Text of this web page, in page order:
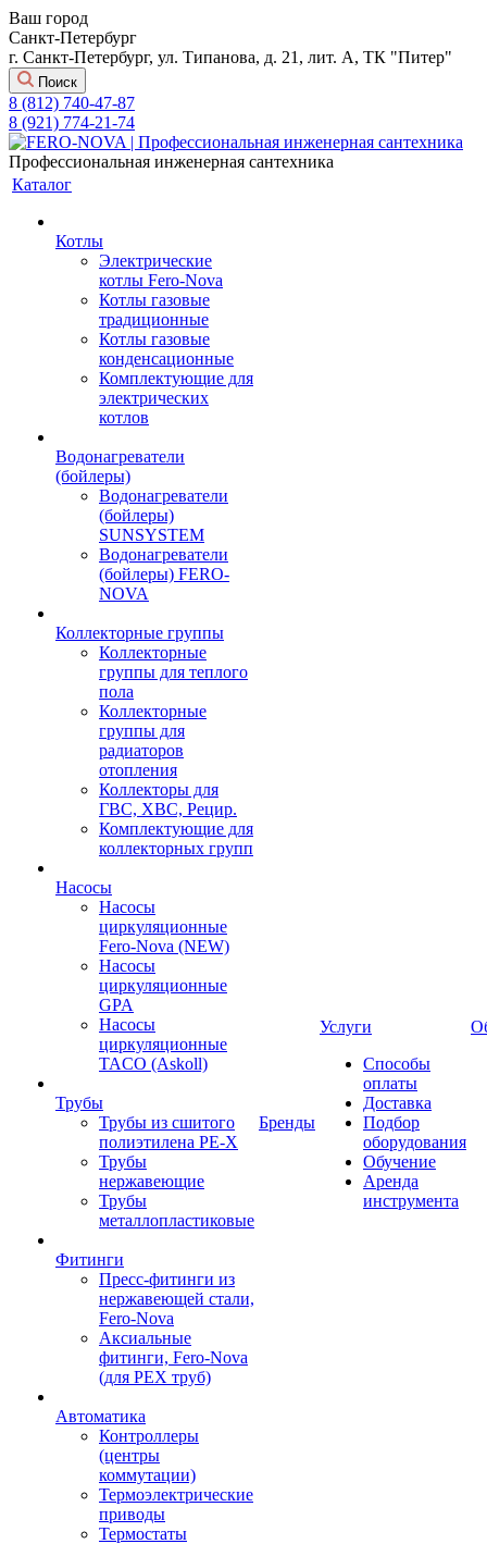
Ваш город
Санкт-Петербург
г. Санкт-Петербург, ул. Типанова, д. 21, лит. А, ТК "Питер"
Поиск
8 (812) 740-47-87
8 (921) 774-21-74
Профессиональная инженерная сантехника
Каталог
Котлы
Электрические
котлы Fero-Nova
Котлы газовые
традиционные
Котлы газовые
конденсационные
Комплектующие для
электрических
котлов
Водонагреватели
(бойлеры)
Водонагреватели
(бойлеры)
SUNSYSTEM
Водонагреватели
(бойлеры) FERO-
NOVA
Коллекторные группы
Коллекторные
группы для теплого
пола
Коллекторные
группы для
радиаторов
отопления
Коллекторы для
ГВС, ХВС, Рецир.
Комплектующие для
коллекторных групп
Насосы
Насосы
циркуляционные
Fero-Nova (NEW)
Насосы
циркуляционные
GPA
Насосы
циркуляционные
TACO (Askoll)
Трубы
Трубы из сшитого
полиэтилена PE-X
Трубы
нержавеющие
Трубы
металлопластиковые
Фитинги
Пресс-фитинги из
нержавеющей стали,
Fero-Nova
Аксиальные
фитинги, Fero-Nova
(для PEX труб)
Автоматика
Контроллеры
(центры
коммутации)
Термоэлектрические
приводы
Термостаты
Бренды
Услуги
Способы
оплаты
Доставка
Подбор
оборудования
Обучение
Аренда
инструмента